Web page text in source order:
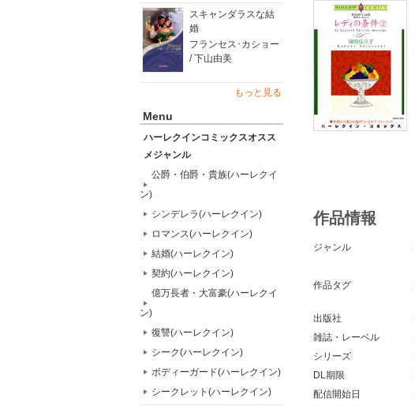
スキャンダラスな結
婚
フランセス･カショー
/ 下山由美
もっと見る
Menu
ハーレクインコミックスオスス
メジャンル
公爵・伯爵・貴族(ハーレクイ
ン)
シンデレラ(ハーレクイン)
ロマンス(ハーレクイン)
結婚(ハーレクイン)
契約(ハーレクイン)
億万長者・大富豪(ハーレクイ
ン)
復讐(ハーレクイン)
シーク(ハーレクイン)
ボディーガード(ハーレクイン)
シークレット(ハーレクイン)
作品情報
ジャンル
作品タグ
出版社
雑誌・レーベル
シリーズ
DL期限
配信開始日